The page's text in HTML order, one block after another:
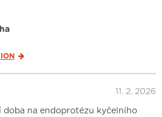
11. 2. 2026
doba na endoprotézu kyčelního